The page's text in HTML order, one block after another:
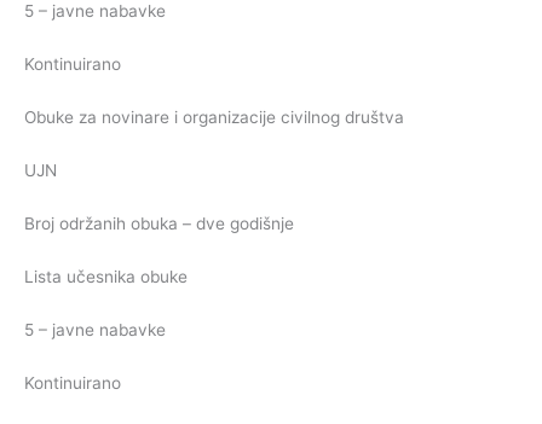
5 – javne nabavke
Kontinuirano
Obuke za novinare i organizacije civilnog društva
UJN
Broj održanih obuka – dve godišnje
Lista učesnika obuke
5 – javne nabavke
Kontinuirano